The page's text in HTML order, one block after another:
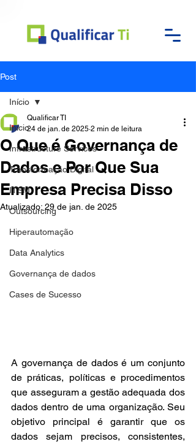
Post
Início
Infrastructure Services
Transformação Digital
ITSM
Outsourcing
Hiperautomação
Data Analytics
Governança de dados
Cases de Sucesso
Início
O Que é Governança de
Dados e Por Que Sua
Empresa Precisa Disso
Qualificar TI
24 de jan. de 2025 2 min de leitura
Atualizado: 29 de jan. de 2025
A governança de dados é um conjunto
de práticas, políticas e procedimentos
que asseguram a gestão adequada dos
dados dentro de uma organização. Seu
objetivo principal é garantir que os
dados sejam precisos, consistentes,